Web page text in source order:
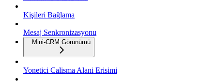
Kişileri Bağlama
Mesaj Senkronizasyonu
Mini-CRM Görünümü
Yonetici Calisma Alani Erisimi